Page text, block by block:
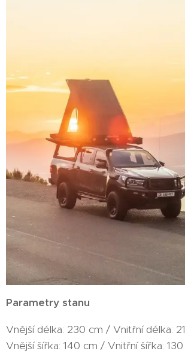
Parametry stanu
Vnější délka: 230 cm / Vnitřní délka:
Vnější šířka: 140 cm / Vnitřní šířka: